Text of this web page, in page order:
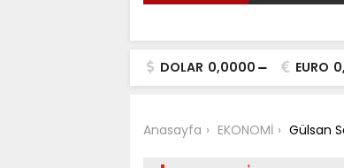
DOLAR 0,0000 EURO
Anasayfa EKONOMİ Gülsan